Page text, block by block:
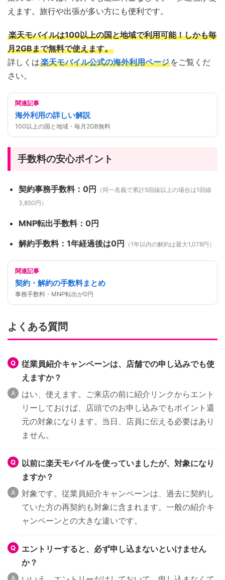
えます。旅行や出張が多い方にも便利です。
楽天モバイルは100以上の国と地域で利用可能！しかも毎
月2GBまで無料で使えます。
詳しくは楽天モバイル公式の海外利用ページ をご覧くだ
さい。
関連記事
海外利用の詳しい解説
100以上の国と地域・毎月2GB無料
手数料の安心ポイント
契約事務手数料：0円
（同一名義で累計5回線以上の場合は1回線
3,850円）
MNP転出手数料：0円
解約手数料：1年経過後は0円
（1年以内の解約は最大1,078円）
関連記事
契約・解約の手数料まとめ
事務手数料・MNP転出が0円
よくある質問
従業員紹介キャンペーンは、店舗での申し込みでも使
えますか？
はい、使えます。ご来店の前に紹介リンクからエント
リーしておけば、店頭でのお申し込みでもポイント還
元の対象になります。当日、店員に伝える必要はあり
ません。
以前に楽天モバイルを使っていましたが、対象になり
ますか？
対象です。従業員紹介キャンペーンは、過去に契約し
ていた方の再契約も対象に含まれます。一般の紹介キ
ャンペーンとの大きな違いです。
エントリーすると、必ず申し込まないといけません
か？